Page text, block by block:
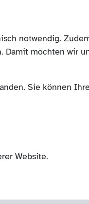
notwendig.
Damit möchten wir
Sie können
Website.